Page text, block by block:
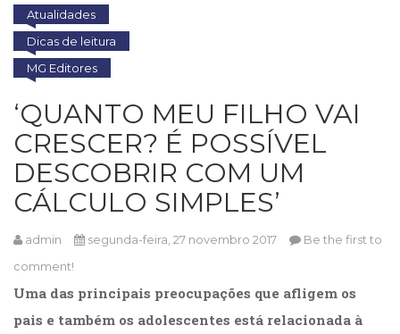
Criatividade
(14)
Culinária,
Alimentação
Economia,
Negócios
(31)
Educação
(278)
Educação
(39)
Fisioterapia
Fonoaudiologia
(54)
Atualidades
Dicas de leitura
MG Editores
‘QUANTO MEU FILHO VAI
CRESCER? É POSSÍVEL
DESCOBRIR COM UM
CÁLCULO SIMPLES’
admin segunda-feira, 27 novembro 2017
Be the first to
comment!
Uma das principais preocupações que afligem os
pais e também os adolescentes está relacionada à